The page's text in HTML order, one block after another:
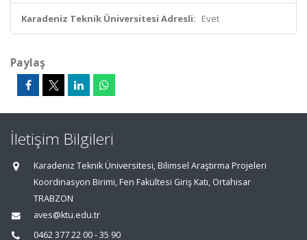
Karadeniz Teknik Üniversitesi Adresli: Evet
Paylaş
İletişim Bilgileri
Karadeniz Teknik Üniversitesi, Bilimsel Araştırma Projeleri
Koordinasyon Birimi, Fen Fakültesi Giriş Katı, Ortahisar
TRABZON
aves@ktu.edu.tr
0462 377 22 00 - 35 90